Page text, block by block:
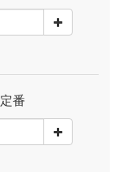
番